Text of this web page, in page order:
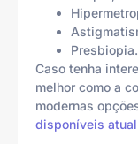
Presbiopia.
Caso tenha
melhor como a
modernas
disponíveis